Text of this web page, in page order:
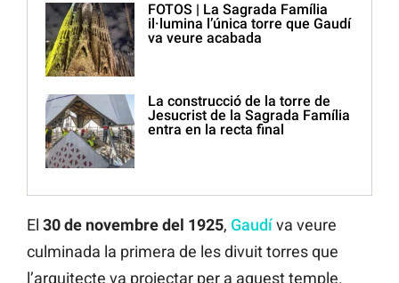
FOTOS | La Sagrada Família
il·lumina l’única torre que Gaudí
va veure acabada
La construcció de la torre de
Jesucrist de la Sagrada Família
entra en la recta final
El 30 de novembre del 1925, Gaudíva veure
culminada la primera de les divuit torres que
l’arquitecte va projectar per a aquest temple.